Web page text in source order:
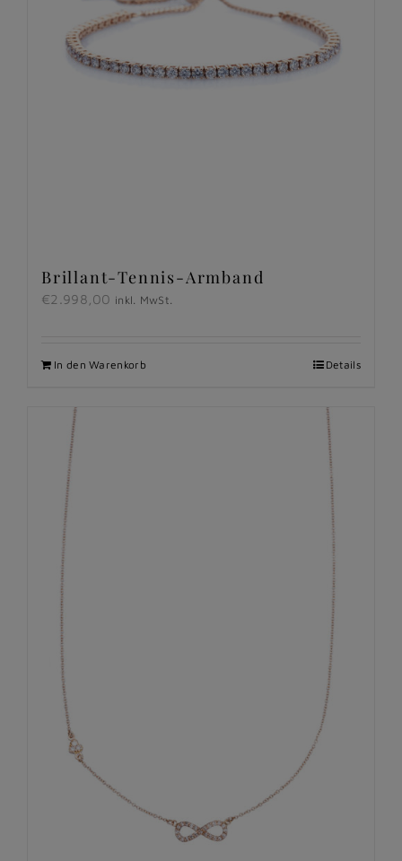
Brillant-Tennis-Armband
€2.998,00 inkl. MwSt.
In den Warenkorb Details